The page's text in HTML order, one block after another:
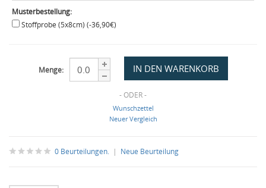
Musterbestellung:
Stoffprobe (5x8cm) (-36,90€)
Menge:
- ODER -
Wunschzettel
Neuer Vergleich
0 Beurteilungen. | Neue Beurteilung